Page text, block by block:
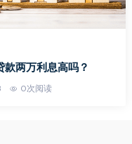
款两万利息高吗？
0次阅读